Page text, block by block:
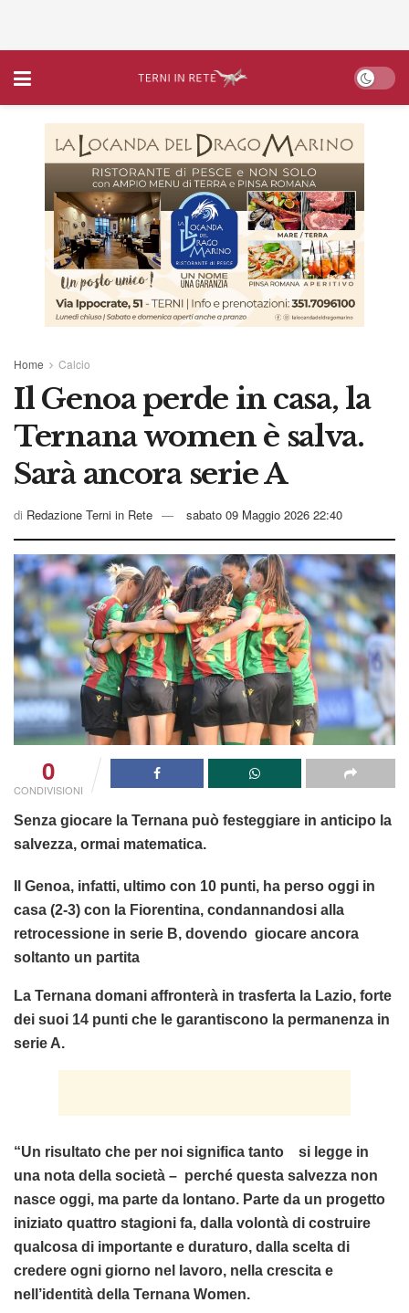
Home Calcio
Il Genoa perde in casa, la
Ternana women è salva.
Sarà ancora serie A
di Redazione Terni in Rete sabato 09 Maggio 2026 22:40
0
CONDIVISIONI
Senza giocare la Ternana può festeggiare in anticipo la
salvezza, ormai matematica.
Il Genoa, infatti, ultimo con 10 punti, ha perso oggi in
casa (2-3) con la Fiorentina, condannandosi alla
retrocessione in serie B, dovendo giocare ancora
soltanto un partita
La Ternana domani affronterà in trasferta la Lazio, forte
dei suoi 14 punti che le garantiscono la permanenza in
serie A.
“Un risultato che per noi significa tanto si legge in
una nota della società – perché questa salvezza non
nasce oggi, ma parte da lontano. Parte da un progetto
iniziato quattro stagioni fa, dalla volontà di costruire
qualcosa di importante e duraturo, dalla scelta di
credere ogni giorno nel lavoro, nella crescita e
nell’identità della Ternana Women.